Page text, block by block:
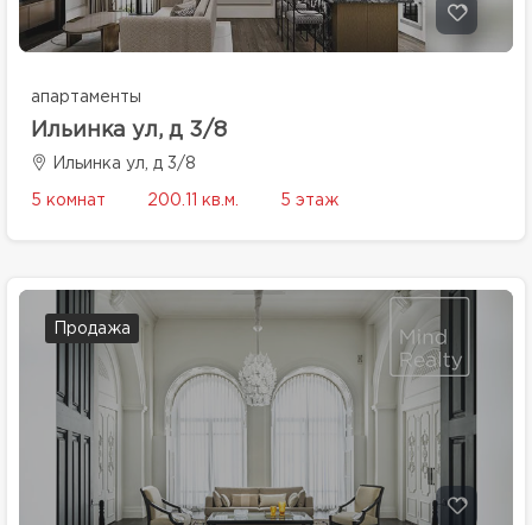
апартаменты
Ильинка ул, д 3/8
Ильинка ул, д 3/8
5 комнат 200.11 кв.м. 5 этаж
Продажа